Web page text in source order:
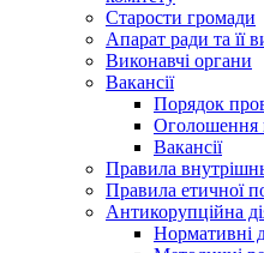
Старости громади
Апарат ради та її
Виконавчі органи
Вакансії
Порядок
Оголошення
Вакансії
Правила
Правила етичної
Антикорупційна
Нормативні